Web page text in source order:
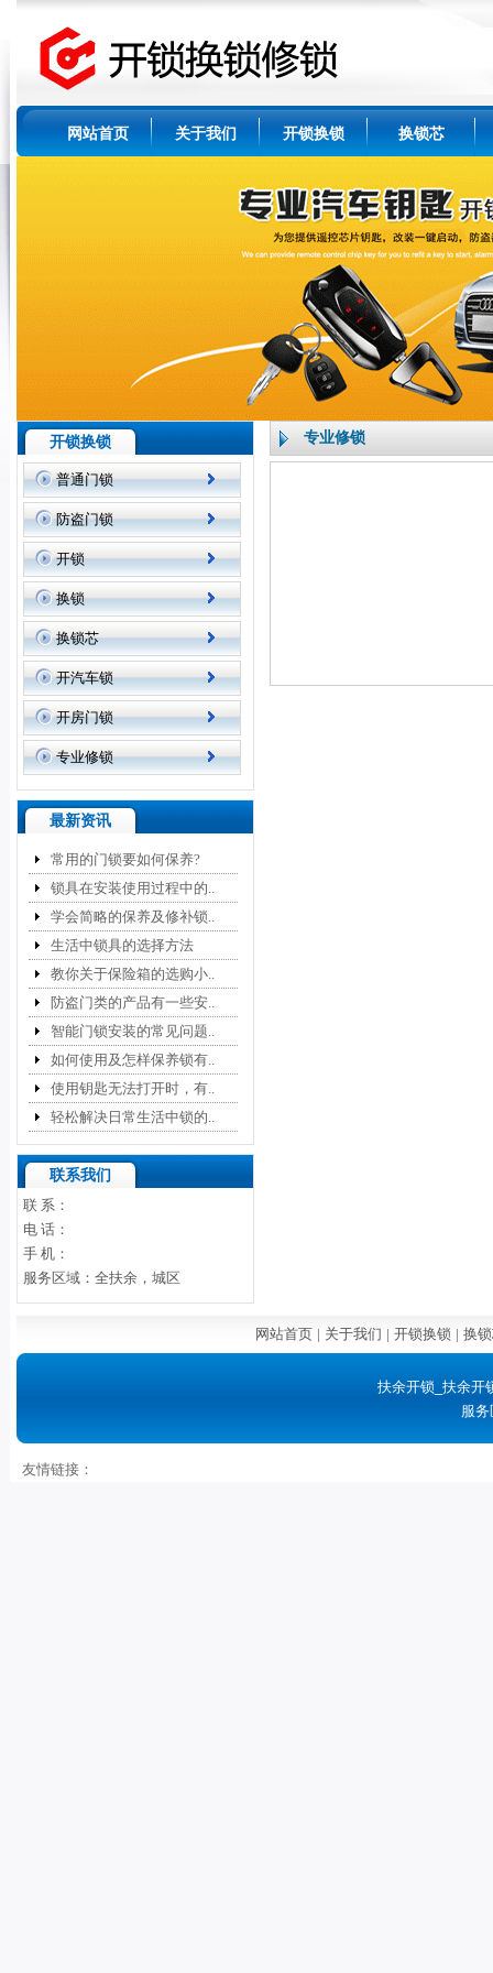
网站首页 关于我们 开锁换锁 换锁芯
开锁换锁
普通门锁
防盗门锁
开锁
换锁
换锁芯
开汽车锁
开房门锁
专业修锁
最新资讯
常用的门锁要如何保养?
锁具在安装使用过程中的..
学会简略的保养及修补锁..
生活中锁具的选择方法
教你关于保险箱的选购小..
防盗门类的产品有一些安..
智能门锁安装的常见问题..
如何使用及怎样保养锁有..
使用钥匙无法打开时，有..
轻松解决日常生活中锁的..
联系我们
联 系：
电 话：
手 机：
服务区域：全扶余，城区
专业修锁
网站首页 | 关于我们 | 开锁换锁 | 换
扶余开锁_扶余开
服
友情链接：